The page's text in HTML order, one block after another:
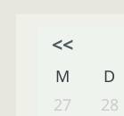
<<
M D
27
28